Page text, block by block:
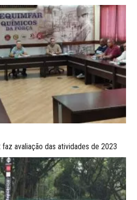
faz avaliação das atividades de 2023